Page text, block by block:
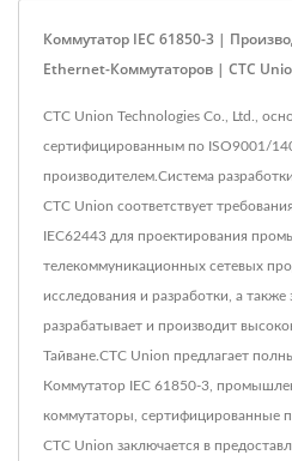
Коммутатор IEC 61850-3 |
Ethernet-Коммутаторов | CTC
CTC Union Technologies Co., Ltd.,
сертифицированным по ISO9001/
производителем.Система
CTC Union соответствует
IEC62443 для проектирования
телекоммуникационных сетевых
исследования и разработки, а также
разрабатывает и производит
Тайване.CTC Union предлагает
Коммутатор IEC 61850-3,
коммутаторы, сертифицированные
CTC Union заключается в